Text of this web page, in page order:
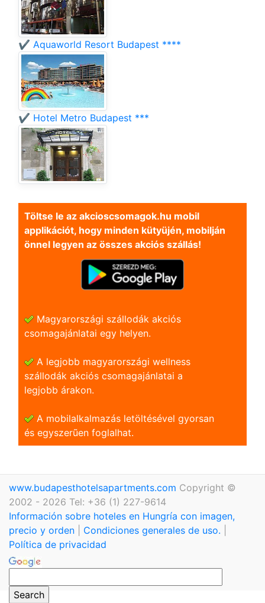
✔️ Aquaworld Resort Budapest ****
✔️ Hotel Metro Budapest ***
Töltse le az akcioscsomagok.hu mobil
applikációt, hogy minden kütyüjén, mobilján
önnel legyen az összes akciós szállás!
Magyarországi szállodák akciós
csomagajánlatai egy helyen.
A legjobb magyarországi wellness
szállodák akciós csomagajánlatai a
legjobb árakon.
A mobilalkalmazás letöltésével gyorsan
és egyszerũen foglalhat.
www.budapesthotelsapartments.com Copyright ©
2002 - 2026 Tel: +36 (1) 227-9614
Información sobre hoteles en Hungría con imagen,
precio y orden
Condiciones generales de uso.
Política de privacidad